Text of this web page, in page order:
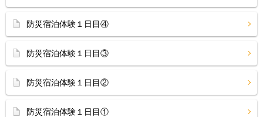
防災宿泊体験１日目④
防災宿泊体験１日目③
防災宿泊体験１日目②
防災宿泊体験１日目①